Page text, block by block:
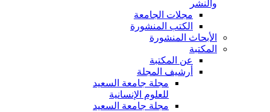
والنشر
مجلات الجامعة
الكتب المنشورة
الأبحاث المنشورة
المكتبة
عن المكتبة
أرشيف المجلة
مجلة جامعة السعيد
للعلوم الإنسانية
مجلة جامعة السعيد